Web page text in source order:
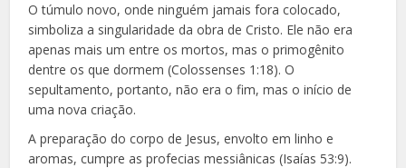
O túmulo novo, onde ninguém jamais fora colocado,
simboliza a singularidade da obra de Cristo. Ele não era
apenas mais um entre os mortos, mas o primogênito
dentre os que dormem (Colossenses 1:18). O
sepultamento, portanto, não era o fim, mas o início de
uma nova criação.
A preparação do corpo de Jesus, envolto em linho e
aromas, cumpre as profecias messiânicas (Isaías 53:9).